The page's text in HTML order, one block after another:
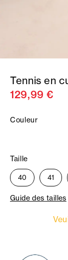
Tennis en
129,99 €
Couleur
Taille
40 41
Guide des tailles